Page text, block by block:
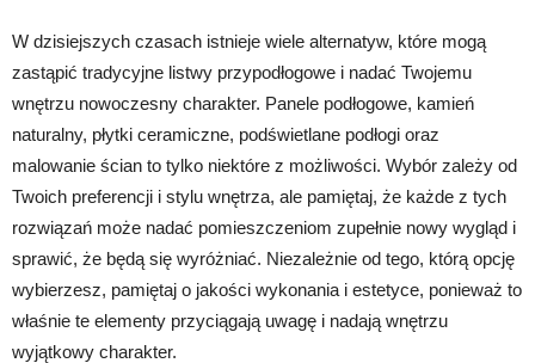
W dzisiejszych czasach istnieje wiele alternatyw, które mogą
zastąpić tradycyjne listwy przypodłogowe i nadać Twojemu
wnętrzu nowoczesny charakter. Panele podłogowe, kamień
naturalny, płytki ceramiczne, podświetlane podłogi oraz
malowanie ścian to tylko niektóre z możliwości. Wybór zależy od
Twoich preferencji i stylu wnętrza, ale pamiętaj, że każde z tych
rozwiązań może nadać pomieszczeniom zupełnie nowy wygląd i
sprawić, że będą się wyróżniać. Niezależnie od tego, którą opcję
wybierzesz, pamiętaj o jakości wykonania i estetyce, ponieważ to
właśnie te elementy przyciągają uwagę i nadają wnętrzu
wyjątkowy charakter.